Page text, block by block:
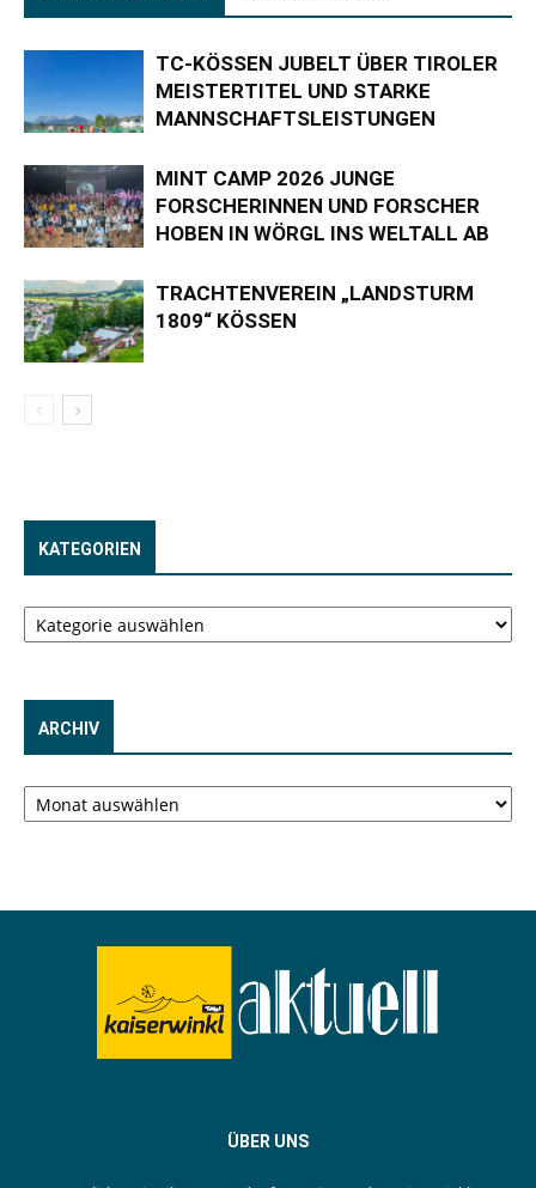
TC-KÖSSEN JUBELT ÜBER TIROLER
MEISTERTITEL UND STARKE
MANNSCHAFTSLEISTUNGEN
MINT CAMP 2026 JUNGE
FORSCHERINNEN UND FORSCHER
HOBEN IN WÖRGL INS WELTALL AB
TRACHTENVEREIN „LANDSTURM
1809“ KÖSSEN
KATEGORIEN
Kategorien
ARCHIV
Archiv
ÜBER UNS